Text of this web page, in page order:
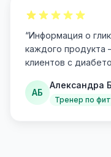
“Информация о
каждого продукта
клиентов с
АБ
Александра
Тренер по